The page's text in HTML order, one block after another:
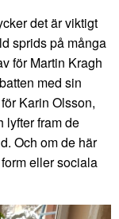
det är viktigt
sprids på många
för Martin Kragh
med sin
Karin Olsson,
lyfter fram de
Och om de här
eller sociala